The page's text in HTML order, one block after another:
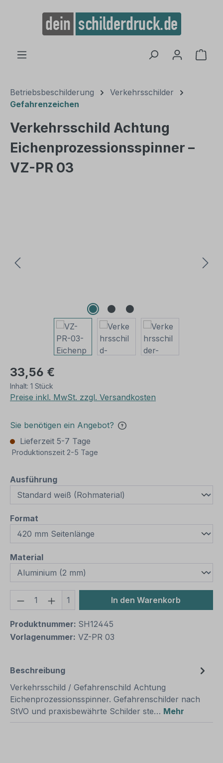
springen
Betriebsbeschilderung
Verkehrsschilder
Gefahrenzeichen
Verkehrsschild Achtung
Eichenprozessionsspinner –
VZ-PR 03
33,56 €
Inhalt: 1 Stück
Preise inkl. MwSt. zzgl. Versandkosten
Sie benötigen ein Angebot?
Lieferzeit 5-7 Tage
Produktionszeit 2-5 Tage
Ausführungauswählen
Format
Materialauswählen
Produkt Anzahl: Gib den
1 In den Warenkorb
Produktnummer: SH12445
Vorlagenummer: VZ-PR 03
Beschreibung
Verkehrsschild / Gefahrenschild Achtung
Eichenprozessionsspinner. Gefahrenschilder nach
StVO und praxisbewährte Schilder ste… Mehr